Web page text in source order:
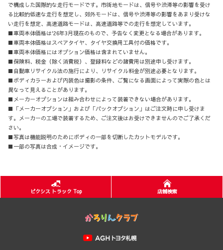
で構成した国際的な走行モードです。市街地モードは、信号や渋滞等の影響を受け
る比較的低速な走行を想定し、郊外モードは、信号や渋滞等の影響をあまり受けな
い走行を想定、高速道路モードは、高速道路等での走行を想定しています。
■車両本体価格は'26年3月現在のもので、予告なく変更となる場合があります。
■車両本体価格はスペアタイヤ、タイヤ交換用工具付の価格です。
■車両本体価格にはオプション価格は含まれていません。
■保険料、税金（除く消費税）、登録料などの諸費用は別途申し受けます。
■自動車リサイクル法の施行により、リサイクル料金が別途必要となります。
■ボディカラーおよび内装色は撮影の条件、ご覧になる画面によって実際の色とは
異なって見えることがあります。
■メーカーオプションは組み合わせによって装着できない場合があります。
■「メーカーオプション」および「パックオプション」はご注文時に申し受けま
す。メーカーの工場で装着するため、ご注文後はお受けできませんのでご了承くだ
さい。
■写真は機能説明のためにボディの一部を切断したカットモデルです。
■一部の写真は合成・イメージです。
ピクシス トラック Top 店舗検索